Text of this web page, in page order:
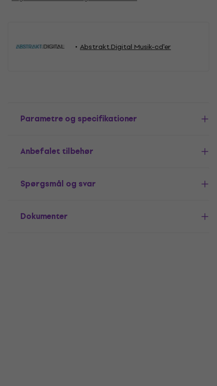
Abstrakt.Digital Musik-cd'er
Parametre og specifikationer
Anbefalet tilbehør
Spørgsmål og svar
Dokumenter